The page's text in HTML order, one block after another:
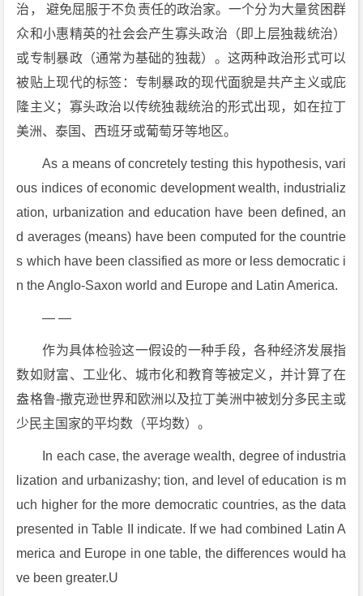
治， 避免屈服于不负责任的政治家。一个分为大量贫困群
众和小惠精英的社会会产生寡头政治（即上层独裁统治）
或专制暴政（通常为基础的独裁）。这两种政治形式可以
被贴上现代的标签：专制暴政的现代面貌是共产主义或庇
隆主义；寡头政治以传统独裁统治的形式出现，如在拉丁
美洲、泰国、西班牙或葡萄牙等地区。
As a means of concretely testing this hypothesis, vari
ous indices of economic development wealth, industrializ
ation, urbanization and education have been defined, an
d averages (means) have been computed for the countrie
s which have been classified as more or less democratic i
n the Anglo-Saxon world and Europe and Latin America.
— —
作为具体检验这一假设的一种手段，各种经济发展指
数如财富、工业化、城市化和教育等被定义，并计算了在
盎格鲁-撒克逊世界和欧洲以及拉丁美洲中被划分多民主或
少民主国家的平均数（平均数）。
In each case, the average wealth, degree of industria
lization and urbanizashy; tion, and level of education is m
uch higher for the more democratic countries, as the data
presented in Table II indicate. If we had combined Latin A
merica and Europe in one table, the differences would ha
ve been greater.U